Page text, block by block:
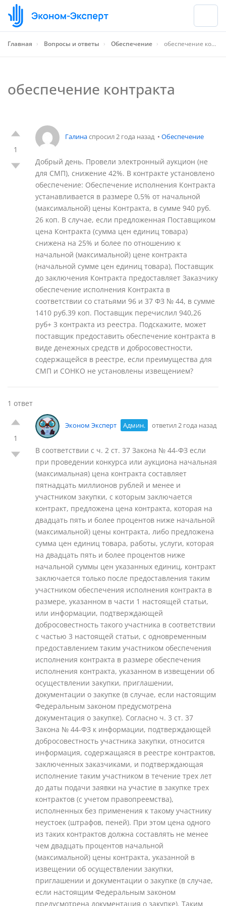
Главная › Вопросы и ответы › Обеспечение › обеспечение контракта
обеспечение контракта
1
Галинаспросил 2 года назад • Обеспечение
Добрый день. Провели электронный аукцион (не
для СМП), снижение 42%. В контракте установлено
обеспечение: Обеспечение исполнения Контракта
устанавливается в размере 0,5% от начальной
(максимальной) цены Контракта, в сумме 940 руб.
26 коп. В случае, если предложенная Поставщиком
цена Контракта (сумма цен единиц товара)
снижена на 25% и более по отношению к
начальной (максимальной) цене контракта
(начальной сумме цен единиц товара), Поставщик
до заключения Контракта предоставляет Заказчику
обеспечение исполнения Контракта в
соответствии со статьями 96 и 37 ФЗ № 44, в сумме
1410 руб.39 коп. Поставщик перечислил 940,26
руб+ 3 контракта из реестра. Подскажите, может
поставщик предоставить обеспечение контракта в
виде денежных средств и добросовестности,
содержащейся в реестре, если преимущества для
СМП и СОНКО не установлены извещением?
1 ответ
1
Эконом Эксперт Админ. ответил 2 года назад
В соответствии с ч. 2 ст. 37 Закона № 44-ФЗ если
при проведении конкурса или аукциона начальная
(максимальная) цена контракта составляет
пятнадцать миллионов рублей и менее и
участником закупки, с которым заключается
контракт, предложена цена контракта, которая на
двадцать пять и более процентов ниже начальной
(максимальной) цены контракта, либо предложена
сумма цен единиц товара, работы, услуги, которая
на двадцать пять и более процентов ниже
начальной суммы цен указанных единиц, контракт
заключается только после предоставления таким
участником обеспечения исполнения контракта в
размере, указанном в части 1 настоящей статьи,
или информации, подтверждающей
добросовестность такого участника в соответствии
с частью 3 настоящей статьи, с одновременным
предоставлением таким участником обеспечения
исполнения контракта в размере обеспечения
исполнения контракта, указанном в извещении об
осуществлении закупки, приглашении,
документации о закупке (в случае, если настоящим
Федеральным законом предусмотрена
документация о закупке). Согласно ч. 3 ст. 37
Закона № 44-ФЗ к информации, подтверждающей
добросовестность участника закупки, относится
информация, содержащаяся в реестре контрактов,
заключенных заказчиками, и подтверждающая
исполнение таким участником в течение трех лет
до даты подачи заявки на участие в закупке трех
контрактов (с учетом правопреемства),
исполненных без применения к такому участнику
неустоек (штрафов, пеней). При этом цена одного
из таких контрактов должна составлять не менее
чем двадцать процентов начальной
(максимальной) цены контракта, указанной в
извещении об осуществлении закупки,
приглашении и документации о закупке (в случае,
если настоящим Федеральным законом
предусмотрена документация о закупке). Таким